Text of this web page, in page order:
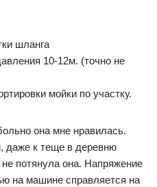
шланга
10-12м. (точно не
мойки по участку.
она мне нравилась.
даже к теще в деревню
потянула она. Напряжение
на машине справляется на